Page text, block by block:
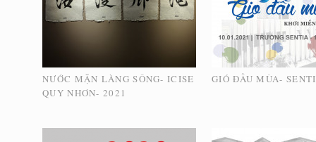
NƯỚC MẶN LÀNG SÔNG- ICISE
QUY NHƠN- 2021
GIÓ ĐẦU MÙA-